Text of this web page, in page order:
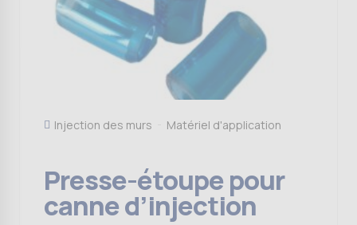
Injection des murs Matériel d'application
Presse-étoupe pour
canne d’injection